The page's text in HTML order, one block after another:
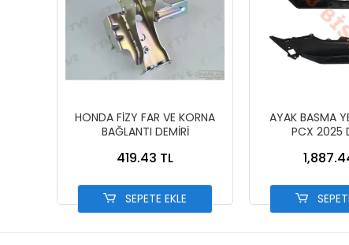
HONDA FİZY FAR VE KORNA
BAĞLANTI DEMİRİ
419.43 TL
SEPETE EKLE
AYAK BASMA
PCX 2025